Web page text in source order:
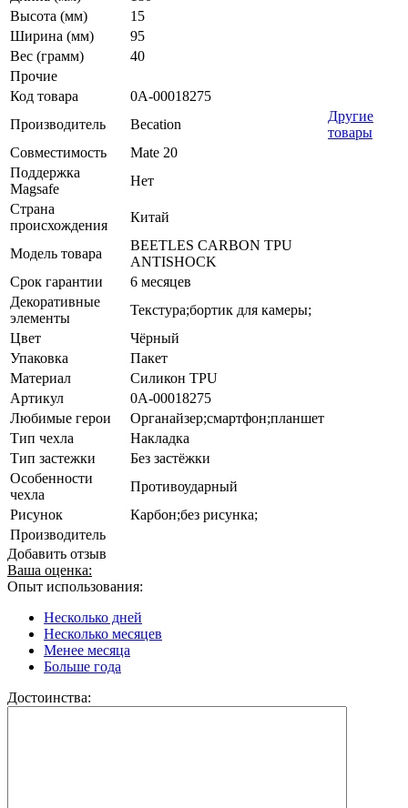
Высота (мм)
15
Ширина (мм)
95
Вес (грамм)
40
Прочие
Код товара
0А-00018275
Производитель
Becation
Другие
товары
Совместимость
Mate 20
Поддержка
Magsafe
Нет
Страна
происхождения
Китай
Модель товара
BEETLES CARBON TPU
ANTISHOCK
Срок гарантии
6 месяцев
Декоративные
элементы
Текстура;бортик для камеры;
Цвет
Чёрный
Упаковка
Пакет
Материал
Силикон TPU
Артикул
0А-00018275
Любимые герои
Органайзер;смартфон;планшет
Тип чехла
Накладка
Тип застежки
Без застёжки
Особенности
чехла
Противоударный
Рисунок
Карбон;без рисунка;
Производитель
Добавить отзыв
Ваша оценка:
Опыт использования:
Несколько дней
Несколько месяцев
Менее месяца
Больше года
Достоинства: